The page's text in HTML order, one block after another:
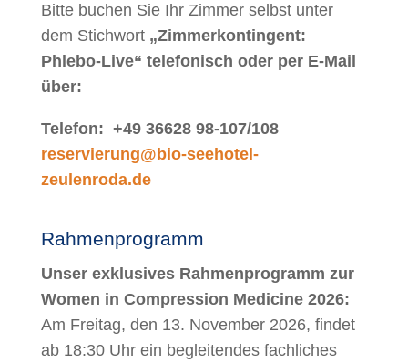
Bitte buchen Sie Ihr Zimmer selbst unter
dem Stichwort „Zimmerkontingent:
Phlebo-Live“ telefonisch oder per E-Mail
über:
Telefon: +49 36628 98-107/108
reservierung@bio-seehotel-
zeulenroda.de
Rahmenprogramm
Unser exklusives Rahmenprogramm zur
Women in Compression Medicine 2026:
Am Freitag, den 13. November 2026, findet
ab 18:30 Uhr ein begleitendes fachliches